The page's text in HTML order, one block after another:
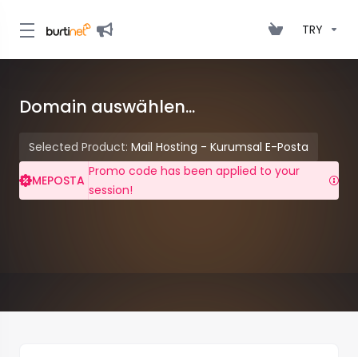
TRY
Domain auswählen...
Selected Product: Mail Hosting - Kurumsal E-Posta
MEPOSTA
Promo code has been applied to your
session!